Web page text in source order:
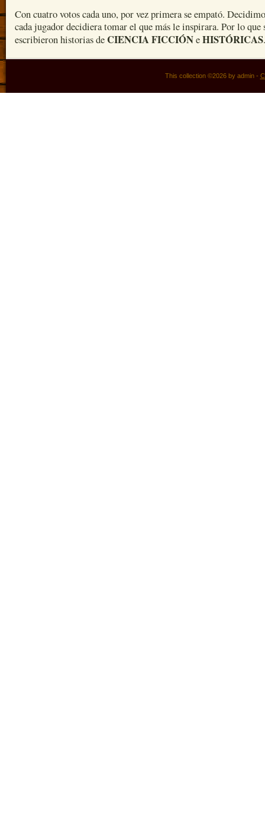
Con cuatro votos cada uno, por vez primera se empató.
cada jugador decidiera tomar el que más le inspirara. Por lo que
escribieron historias deCIENCIA FICCIÓNeHISTÓRICAS.
This collection ©2026 by admin -